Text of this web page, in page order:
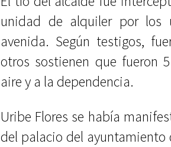
unidad de alquiler por los
avenida. Según testigos,
otros sostienen que fueron
aire y a la dependencia.
Uribe Flores se había
del palacio del